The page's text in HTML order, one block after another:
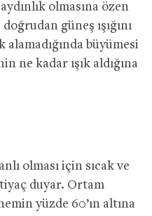
olmasına özen
güneş ışığını
alamadığında büyümesi
ne kadar ışık aldığına
olması için sıcak ve
duyar. Ortam
yüzde 60’ın altına